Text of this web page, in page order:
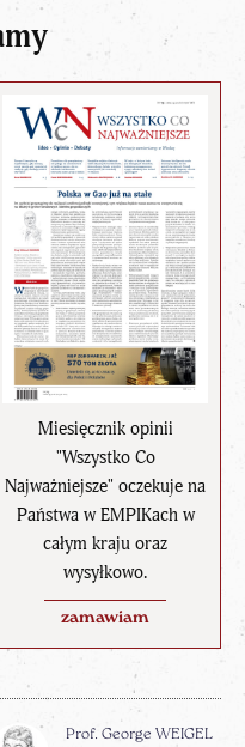
Miesięcznik opinii
"Wszystko Co
Najważniejsze" oczekuje na
Państwa w EMPIKach w
całym kraju oraz
wysyłkowo.
zamawiam
Prof. George WEIGEL